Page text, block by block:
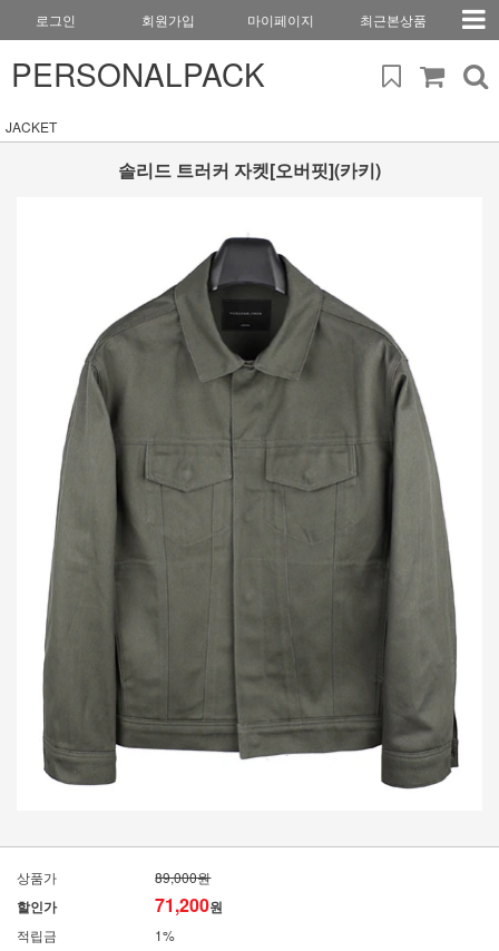
로그인 회원가입 마이페이지 최근본상품
PERSONALPACK
JACKET
솔리드 트러커 자켓[오버핏](카키)
상품가 89,000원
할인가 71,200원
적립금
1%